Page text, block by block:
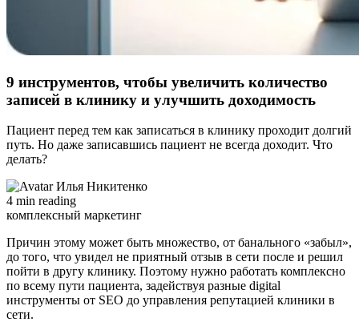
9 инструментов, чтобы увеличить количество
записей в клинику и улучшить доходимость
Пациент перед тем как записаться в клинику проходит долгий
путь. Но даже записавшись пациент не всегда доходит. Что
делать?
Илья Никитенко
4 min reading
комплексный маркетинг
Причин этому может быть множество, от банального «забыл»,
до того, что увидел не приятный отзыв в сети после и решил
пойти в другу клинику. Поэтому нужно работать комплексно
по всему пути пациента, задействуя разные digital
инструменты от SEO до управления репутацией клиники в
сети.